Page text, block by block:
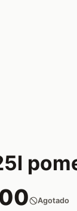
Agotado